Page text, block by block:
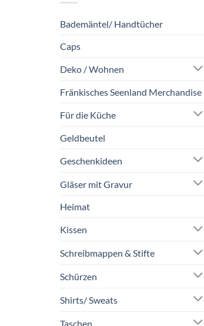
Bademäntel/ Handtücher
Caps
Deko / Wohnen
Fränkisches Seenland Merchandise
Für die Küche
Geldbeutel
Geschenkideen
Gläser mit Gravur
Heimat
Kissen
Schreibmappen & Stifte
Schürzen
Shirts/ Sweats
Taschen